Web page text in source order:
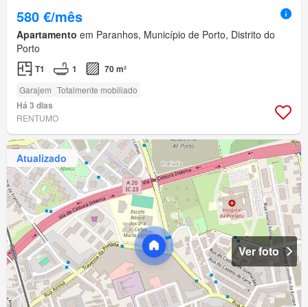
580 €/mês
Apartamento em Paranhos, Município de Porto, Distrito do
Porto
T1 1 70 m²
Garajem Totalmente mobiliado
Há 3 dias
RENTUMO
Atualizado
Ver foto